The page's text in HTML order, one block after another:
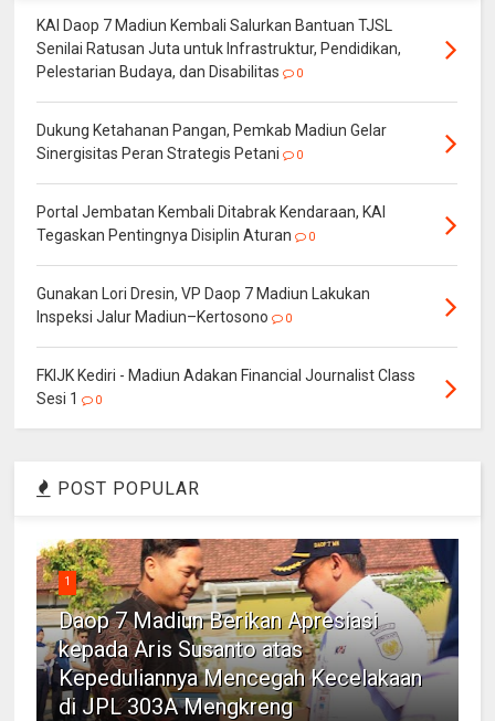
KAI Daop 7 Madiun Kembali Salurkan Bantuan TJSL
Senilai Ratusan Juta untuk Infrastruktur, Pendidikan,
Pelestarian Budaya, dan Disabilitas
0
Dukung Ketahanan Pangan, Pemkab Madiun Gelar
Sinergisitas Peran Strategis Petani
0
Portal Jembatan Kembali Ditabrak Kendaraan, KAI
Tegaskan Pentingnya Disiplin Aturan
0
Gunakan Lori Dresin, VP Daop 7 Madiun Lakukan
Inspeksi Jalur Madiun–Kertosono
0
FKIJK Kediri - Madiun Adakan Financial Journalist Class
Sesi 1
0
POST POPULAR
1
Daop 7 Madiun Berikan Apresiasi
kepada Aris Susanto atas
Kepeduliannya Mencegah Kecelakaan
di JPL 303A Mengkreng